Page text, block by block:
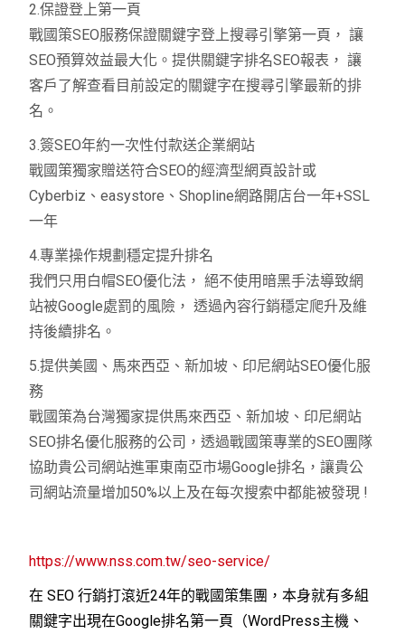
2.保證登上第一頁
戰國策SEO服務保證關鍵字登上搜尋引擎第一頁， 讓
SEO預算效益最大化。提供關鍵字排名SEO報表， 讓
客戶了解查看目前設定的關鍵字在搜尋引擎最新的排
名。
3.簽SEO年約一次性付款送企業網站
戰國策獨家贈送符合SEO的經濟型網頁設計或
Cyberbiz、easystore、Shopline網路開店台一年+SSL
一年
4.專業操作規劃穩定提升排名
我們只用白帽SEO優化法， 絕不使用暗黑手法導致網
站被Google處罰的風險， 透過內容行銷穩定爬升及維
持後續排名。
5.提供美國、馬來西亞、新加坡、印尼網站SEO優化服
務
戰國策為台灣獨家提供馬來西亞、新加坡、印尼網站
SEO排名優化服務的公司，透過戰國策專業的SEO團隊
協助貴公司網站進軍東南亞市場Google排名，讓貴公
司網站流量增加50%以上及在每次搜索中都能被發現 !
https://www.nss.com.tw/seo-service/
在 SEO 行銷打滾近24年的戰國策集團，本身就有多組
關鍵字出現在Google排名第一頁（WordPress主機、